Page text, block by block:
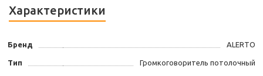
Характеристики
Бренд ALERTO
Тип Громкоговоритель потолочный